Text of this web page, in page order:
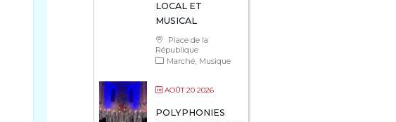
LOCAL ET
MUSICAL
Place de la
République
Marché Musique
AOÛT 20 2026
POLYPHONIES